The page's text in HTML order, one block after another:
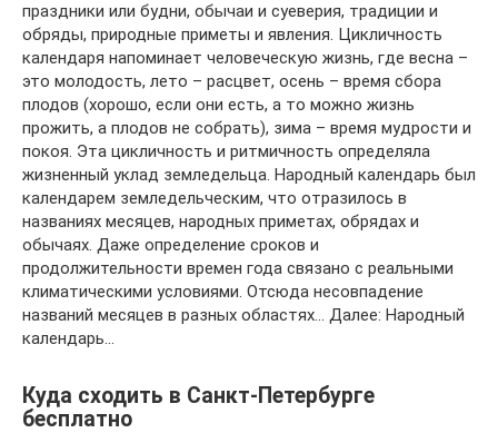
праздники или будни, обычаи и суеверия, традиции и
обряды, природные приметы и явления. Цикличность
календаря напоминает человеческую жизнь, где весна –
это молодость, лето – расцвет, осень – время сбора
плодов (хорошо, если они есть, а то можно жизнь
прожить, а плодов не собрать), зима – время мудрости и
покоя. Эта цикличность и ритмичность определяла
жизненный уклад земледельца. Народный календарь был
календарем земледельческим, что отразилось в
названиях месяцев, народных приметах, обрядах и
обычаях. Даже определение сроков и
продолжительности времен года связано с реальными
климатическими условиями. Отсюда несовпадение
названий месяцев в разных областях… Далее: Народный
календарь…
Куда сходить в Санкт-Петербурге
бесплатно